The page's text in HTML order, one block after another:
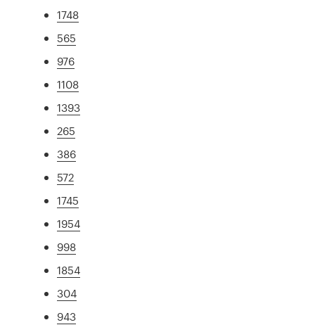
1748
565
976
1108
1393
265
386
572
1745
1954
998
1854
304
943